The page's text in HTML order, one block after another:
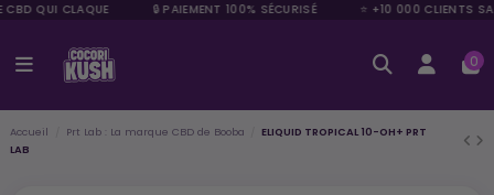
QUI CLAQUE 🔒 PAIEMENT 100% SÉCURISÉ ⭐ +10 000 CLIENTS
0
Accueil Prt Lab : La marque CBD de Booba
ELIQUID TROPICAL 10-OH+ PRT
LAB